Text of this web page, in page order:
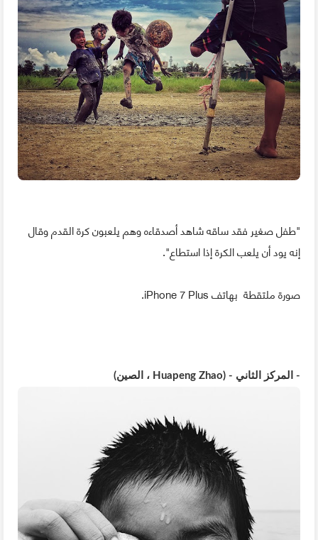
"طفل صغير فقد ساقه شاهد أصدقاءه وهم يلعبون كرة القدم وقال
إنه يود أن يلعب الكرة إذا استطاع".
صورة ملتقطة بهاتف iPhone 7 Plus.
- المركز الثاني - (Huapeng Zhao ، الصين)